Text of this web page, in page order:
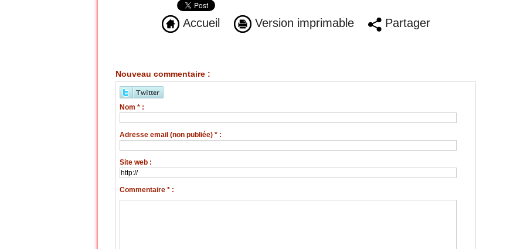
Accueil Version imprimable Partager
Nouveau commentaire :
Nom * :
Adresse email (non publiée) * :
Site web :
Commentaire * :